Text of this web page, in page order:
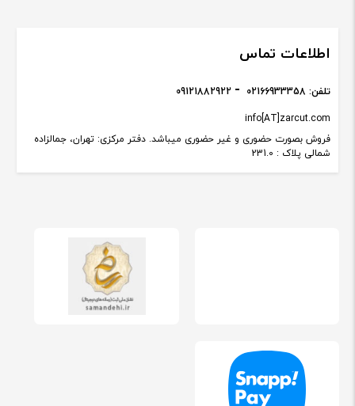
اطلاعات تماس
فروش بصورت حضوری و غیر حضوری میباشد. دفتر مرکزی: تهران، جمالزاده
شمالی پلاک : 231.0
info[AT]zarcut.com
تلفن: 02166933358
09121882922